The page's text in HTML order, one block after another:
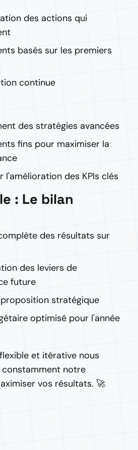
des actions qui
basés sur les premiers
continue
des stratégies avancées
fins pour maximiser la
l'amélioration des KPIs clés
: Le bilan
des résultats sur
des leviers de
future
proposition stratégique
optimisé pour l'année
et itérative nous
notre
vos résultats. 🚀